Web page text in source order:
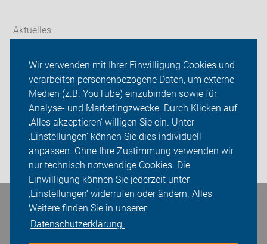
Wir verwenden mit Ihrer Einwilligung Cookies und
verarbeiten personenbezogene Daten, um externe
Medien (z.B. YouTube) einzubinden sowie für
Analyse- und Marketingzwecke. Durch Klicken auf
‚Alles akzeptieren‘ willigen Sie ein. Unter
‚Einstellungen‘ können Sie dies individuell
anpassen. Ohne Ihre Zustimmung verwenden wir
nur technisch notwendige Cookies. Die
Einwilligung können Sie jederzeit unter
‚Einstellungen‘ widerrufen oder ändern. Alles
Weitere finden Sie in unserer
Datenschutzerklärung.
Aktuelles
ADFC Bielefeld
Sei dabei
Presse
Login
Bleiben Sie in Kontakt